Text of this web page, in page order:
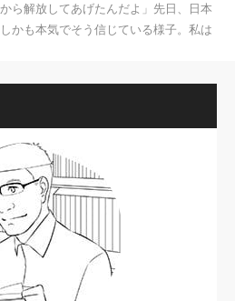
ら解放してあげたんだよ」先日、日本
かも本気でそう信じている様子。私は